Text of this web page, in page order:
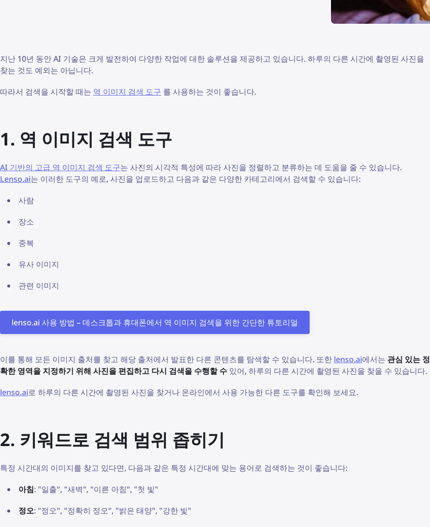
지난 10년 동안 AI 기술은 크게 발전하여 다양한 작업에 대한 솔루션을 제공하고 있습니다. 하루의 다른 시간에 촬영된 사진을
찾는 것도 예외는 아닙니다.
따라서 검색을 시작할 때는 역 이미지 검색 도구 를 사용하는 것이 좋습니다.
1. 역 이미지 검색 도구
AI 기반의 고급 역 이미지 검색 도구는 사진의 시각적 특성에 따라 사진을 정렬하고 분류하는 데 도움을 줄 수 있습니다.
Lenso.ai는 이러한 도구의 예로, 사진을 업로드하고 다음과 같은 다양한 카테고리에서 검색할 수 있습니다:
사람
장소
중복
유사 이미지
관련 이미지
lenso.ai 사용 방법 – 데스크톱과 휴대폰에서 역 이미지 검색을 위한 간단한 튜토리얼
이를 통해 모든 이미지 출처를 찾고 해당 출처에서 발표한 다른 콘텐츠를 탐색할 수 있습니다. 또한 lenso.ai에서는 관심 있는 정
확한 영역을 지정하기 위해 사진을 편집하고 다시 검색을 수행할 수 있어, 하루의 다른 시간에 촬영된 사진을 찾을 수 있습니다.
lenso.ai로 하루의 다른 시간에 촬영된 사진을 찾거나 온라인에서 사용 가능한 다른 도구를 확인해 보세요.
2. 키워드로 검색 범위 좁히기
특정 시간대의 이미지를 찾고 있다면, 다음과 같은 특정 시간대에 맞는 용어로 검색하는 것이 좋습니다:
아침: "일출", "새벽", "이른 아침", "첫 빛"
정오: "정오", "정확히 정오", "밝은 태양", "강한 빛"